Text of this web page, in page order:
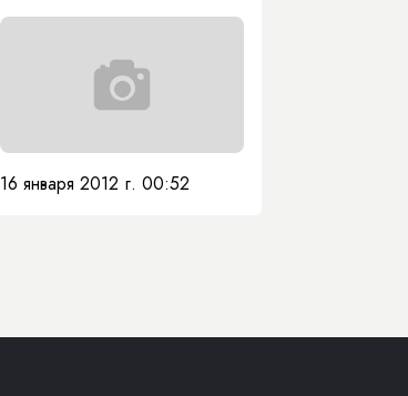
16 января 2012 г. 00:52